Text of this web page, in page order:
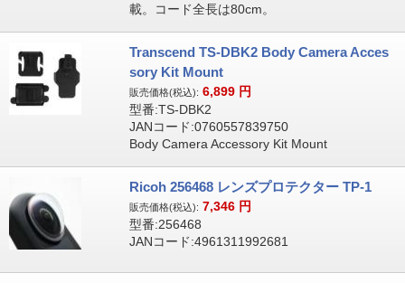
載。コード全長は80cm。
Transcend TS-DBK2 Body Camera Acces
sory Kit Mount
販売価格(税込): 6,899 円
型番:TS-DBK2
JANコード:0760557839750
Body Camera Accessory Kit Mount
Ricoh 256468 レンズプロテクター TP-1
販売価格(税込): 7,346 円
型番:256468
JANコード:4961311992681